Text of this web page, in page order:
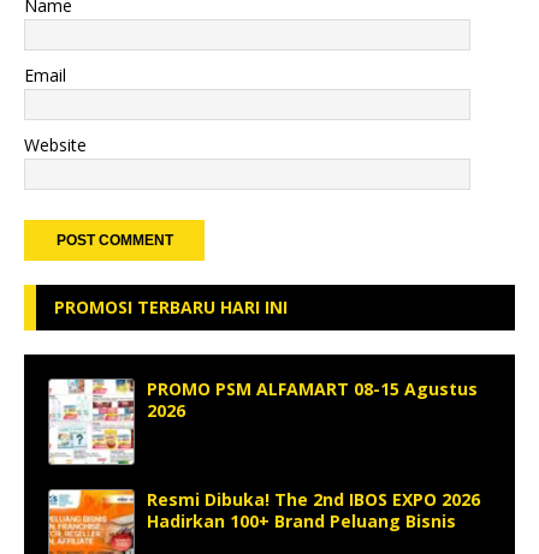
Name
Email
Website
PROMOSI TERBARU HARI INI
PROMO PSM ALFAMART 08-15 Agustus
2026
Resmi Dibuka! The 2nd IBOS EXPO 2026
Hadirkan 100+ Brand Peluang Bisnis